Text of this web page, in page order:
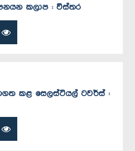
කලාප : විස්තර
කළ සෙලස්ටියල් ටවර්ස් :